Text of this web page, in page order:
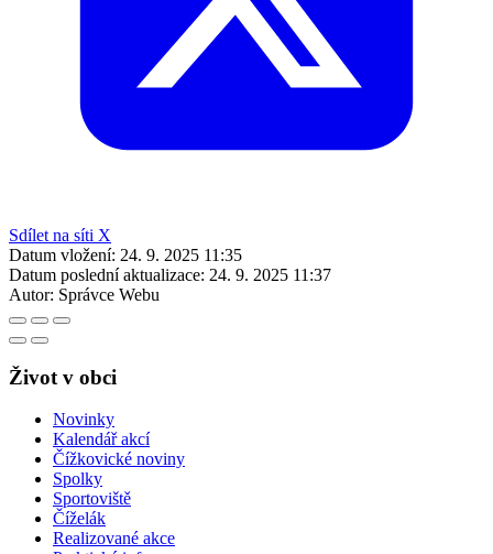
Sdílet na síti X
Datum vložení: 24. 9. 2025 11:35
Datum poslední aktualizace: 24. 9. 2025 11:37
Autor: Správce Webu
Život v obci
Novinky
Kalendář akcí
Čížkovické noviny
Spolky
Sportoviště
Číželák
Realizované akce